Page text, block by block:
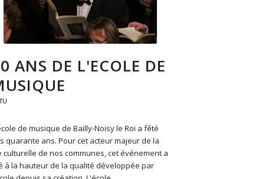
ANS DE L'ECOLE DE
de musique de Bailly-Noisy le Roi a fêté
quarante ans. Pour cet acteur majeur de la
culturelle de nos communes, cet événement a
à la hauteur de la qualité développée par